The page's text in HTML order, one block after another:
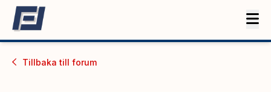
Tillbaka till forum